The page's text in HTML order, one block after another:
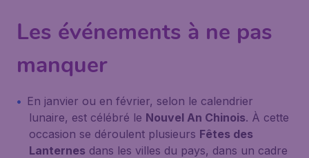
Les événements à ne pas
manquer
En janvier ou en février, selon le calendrier
lunaire, est célébré le Nouvel An Chinois. À cette
occasion se déroulent plusieurs Fêtes des
Lanternes dans les villes du pays, dans un cadre